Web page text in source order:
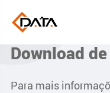
Download
Para mais